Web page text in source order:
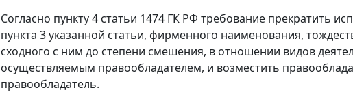
Согласно пункту 4 статьи 1474 ГК РФ требование прекратить
пункта 3 указанной статьи, фирменного наименования,
сходного с ним до степени смешения, в отношении видов
осуществляемым правообладателем, и возместить
правообладатель.